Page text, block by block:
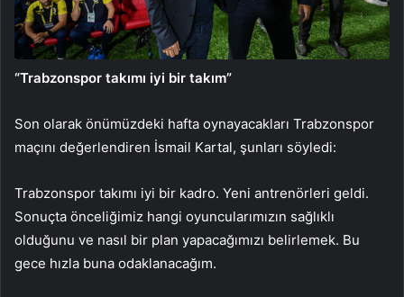
“Trabzonspor takımı iyi bir takım”
Son olarak önümüzdeki hafta oynayacakları Trabzonspor
maçını değerlendiren İsmail Kartal, şunları söyledi:
Trabzonspor takımı iyi bir kadro. Yeni antrenörleri geldi.
Sonuçta önceliğimiz hangi oyuncularımızın sağlıklı
olduğunu ve nasıl bir plan yapacağımızı belirlemek. Bu
gece hızla buna odaklanacağım.